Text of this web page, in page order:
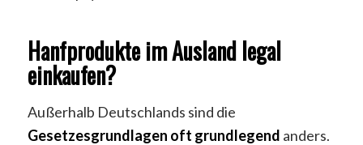
Hanfprodukte im Ausland legal
einkaufen?
Außerhalb Deutschlands sind die
Gesetzesgrundlagen oft grundlegend anders.